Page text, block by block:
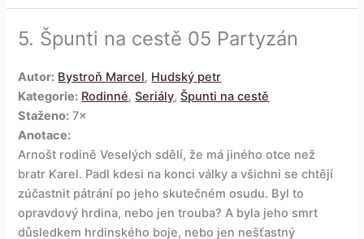
5. Špunti na cestě 05 Partyzán
Autor: Bystroň Marcel, Hudský petr
Kategorie: Rodinné,Seriály,Špunti na cestě
Staženo: 7×
Anotace:
Arnošt rodině Veselých sdělí, že má jiného otce než
bratr Karel. Padl kdesi na konci války a všichni se chtějí
zúčastnit pátrání po jeho skutečném osudu. Byl to
opravdový hrdina, nebo jen trouba? A byla jeho smrt
důsledkem hrdinského boje, nebo jen nešťastný